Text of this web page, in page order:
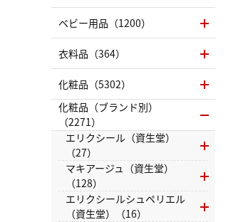
ベビー用品（1200）
衣料品（364）
化粧品（5302）
化粧品（ブランド別）
（2271）
エリクシール（資生堂）
（27）
マキアージュ（資生堂）
（128）
エリクシールシュペリエル
（資生堂）（16）